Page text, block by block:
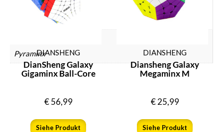
Speedcube prijsklasse
Speedcube € 10 – € 25
PyraminxDIANSHENG
DianSheng Galaxy
Gigaminx Ball-Core
€56,99
Siehe Produkt
DIANSHENG
Diansheng Galaxy
Megaminx M
€25,99
Siehe Produkt